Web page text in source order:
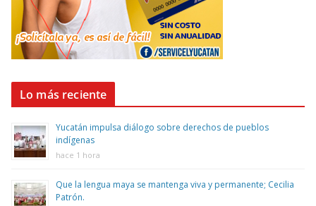
Lo más reciente
Yucatán impulsa diálogo sobre derechos de pueblos
indígenas
hace 1 hora
Que la lengua maya se mantenga viva y permanente; Cecilia
Patrón.